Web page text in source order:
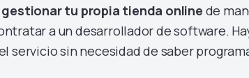
gestionar tu propia tienda online de
a un desarrollador de software.
servicio sin necesidad de saber